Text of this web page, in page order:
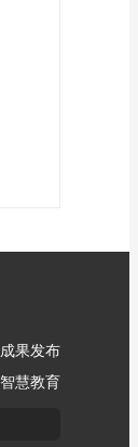
成果发布
智慧教育